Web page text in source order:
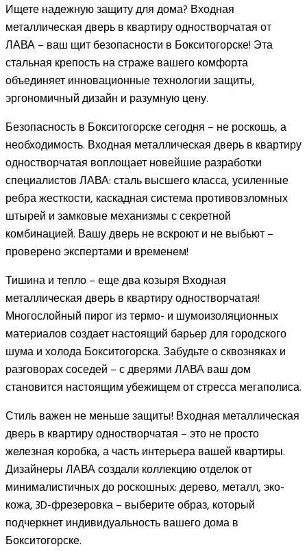
Ищете надежную защиту для дома? Входная
металлическая дверь в квартиру одностворчатая от
ЛАВА – ваш щит безопасности в Бокситогорске! Эта
стальная крепость на страже вашего комфорта
объединяет инновационные технологии защиты,
эргономичный дизайн и разумную цену.
Безопасность в Бокситогорске сегодня – не роскошь, а
необходимость. Входная металлическая дверь в квартиру
одностворчатая воплощает новейшие разработки
специалистов ЛАВА: сталь высшего класса, усиленные
ребра жесткости, каскадная система противовзломных
штырей и замковые механизмы с секретной
комбинацией. Вашу дверь не вскроют и не выбьют –
проверено экспертами и временем!
Тишина и тепло – еще два козыря Входная
металлическая дверь в квартиру одностворчатая!
Многослойный пирог из термо- и шумоизоляционных
материалов создает настоящий барьер для городского
шума и холода Бокситогорска. Забудьте о сквозняках и
разговорах соседей – с дверями ЛАВА ваш дом
становится настоящим убежищем от стресса мегаполиса.
Стиль важен не меньше защиты! Входная металлическая
дверь в квартиру одностворчатая – это не просто
железная коробка, а часть интерьера вашей квартиры.
Дизайнеры ЛАВА создали коллекцию отделок от
минималистичных до роскошных: дерево, металл, эко-
кожа, 3D-фрезеровка – выберите образ, который
подчеркнет индивидуальность вашего дома в
Бокситогорске.